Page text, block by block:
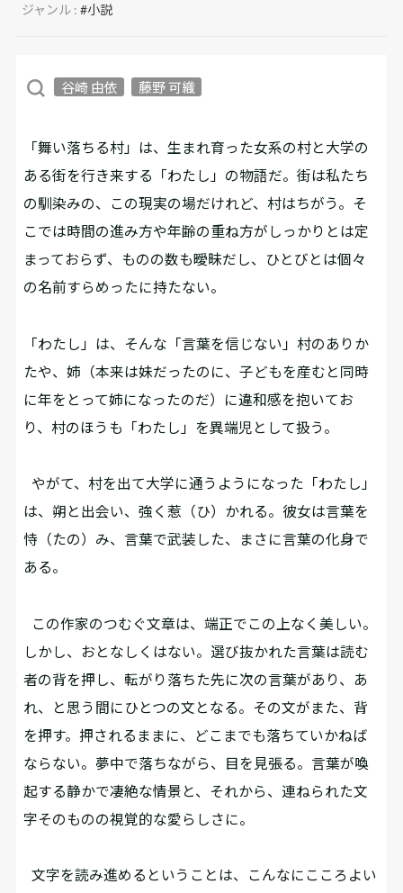
ジャンル :#小説
谷崎 由依 藤野 可織
「舞い落ちる村」は、生まれ育った女系の村と大学の
ある街を行き来する「わたし」の物語だ。街は私たち
の馴染みの、この現実の場だけれど、村はちがう。そ
こでは時間の進み方や年齢の重ね方がしっかりとは定
まっておらず、ものの数も曖昧だし、ひとびとは個々
の名前すらめったに持たない。
「わたし」は、そんな「言葉を信じない」村のありか
たや、姉（本来は妹だったのに、子どもを産むと同時
に年をとって姉になったのだ）に違和感を抱いてお
り、村のほうも「わたし」を異端児として扱う。
やがて、村を出て大学に通うようになった「わたし」
は、朔と出会い、強く惹（ひ）かれる。彼女は言葉を
恃（たの）み、言葉で武装した、まさに言葉の化身で
ある――。
この作家のつむぐ文章は、端正でこの上なく美しい。
しかし、おとなしくはない。選び抜かれた言葉は読む
者の背を押し、転がり落ちた先に次の言葉があり、あ
れ、と思う間にひとつの文となる。その文がまた、背
を押す。押されるままに、どこまでも落ちていかねば
ならない。夢中で落ちながら、目を見張る。言葉が喚
起する静かで凄絶な情景と、それから、連ねられた文
字そのものの視覚的な愛らしさに。
文字を読み進めるということは、こんなにこころよい